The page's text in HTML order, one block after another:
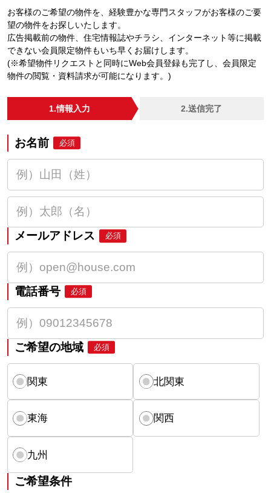
お客様のご希望の物件を、経験豊かな専門スタッフがお客様のご要
望の物件をお探しいたします。
広告掲載前の物件、住宅情報誌やチラシ、インターネット等に掲載
できない会員限定物件もいち早くお届けします。
(※希望物件リクエストと同時にWeb会員登録も完了し、会員限定
物件の閲覧・資料請求が可能になります。)
1.情報入力 2.送信完了
お名前 必須
メールアドレス 必須
電話番号 必須
ご希望の地域 必須
関東 北関東
東海 関西
九州
ご希望条件